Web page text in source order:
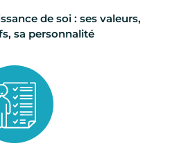
de soi : ses valeurs,
sa personnalité